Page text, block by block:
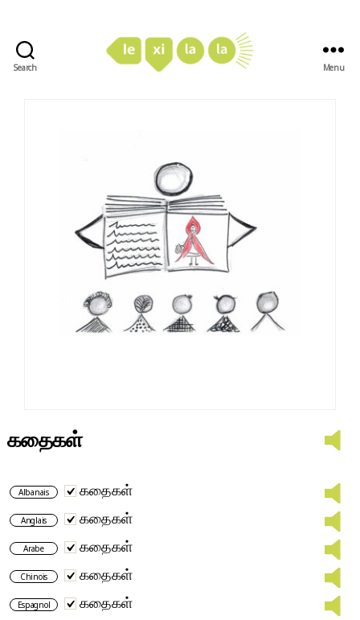
Search Menu
கதைகள்
Albanais கதைகள்
Anglais கதைகள்
Arabe கதைகள்
Chinois கதைகள்
Espagnol கதைகள்